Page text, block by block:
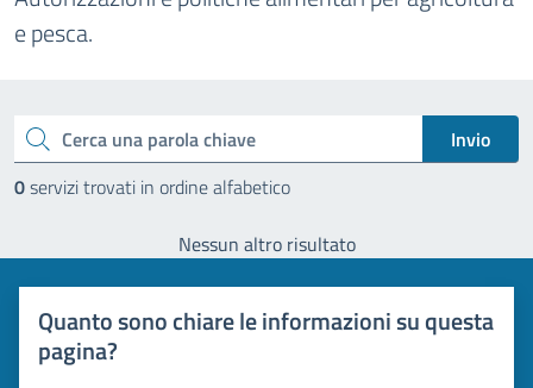
e pesca.
Cerca una parola chiave
Invio
0servizi trovati in ordine alfabetico
Nessun altro risultato
Quanto sono chiare le informazioni su questa
pagina?